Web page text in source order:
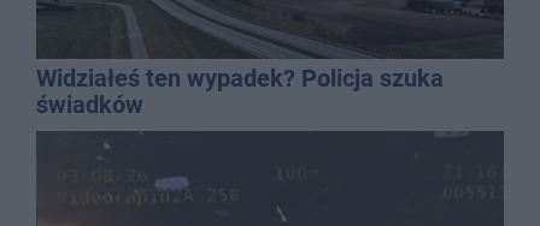
Widziałeś ten wypadek? Policja szuka
świadków